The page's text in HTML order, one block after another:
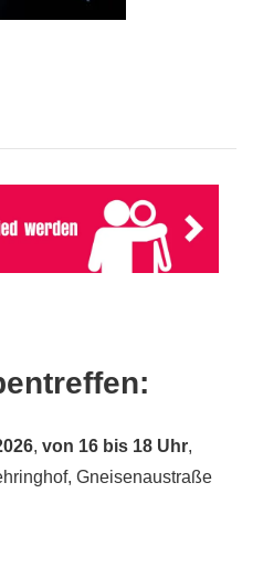
, von 16 bis 18 Uhr,
Gneisenaustraße